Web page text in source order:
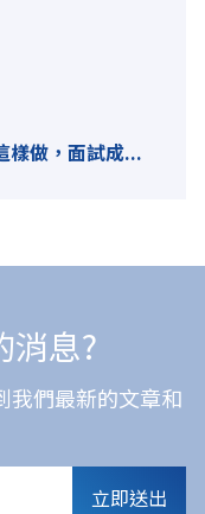
樣做，面試成...
消息?
我們最新的文章和
立即送出